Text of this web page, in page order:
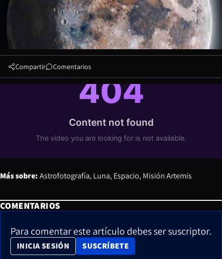
Compartir Comentarios
Más sobre:Astrofotografía Luna Espacio Misión Artemis
COMENTARIOS
Para comentar este artículo debes ser suscriptor.
INICIA SESIÓN SUSCRÍBETE
OPENS IN NEW WINDOW